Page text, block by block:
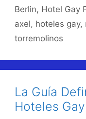
Berlin, Hotel Gay
axel, hoteles gay,
torremolinos
La Guía
Hoteles